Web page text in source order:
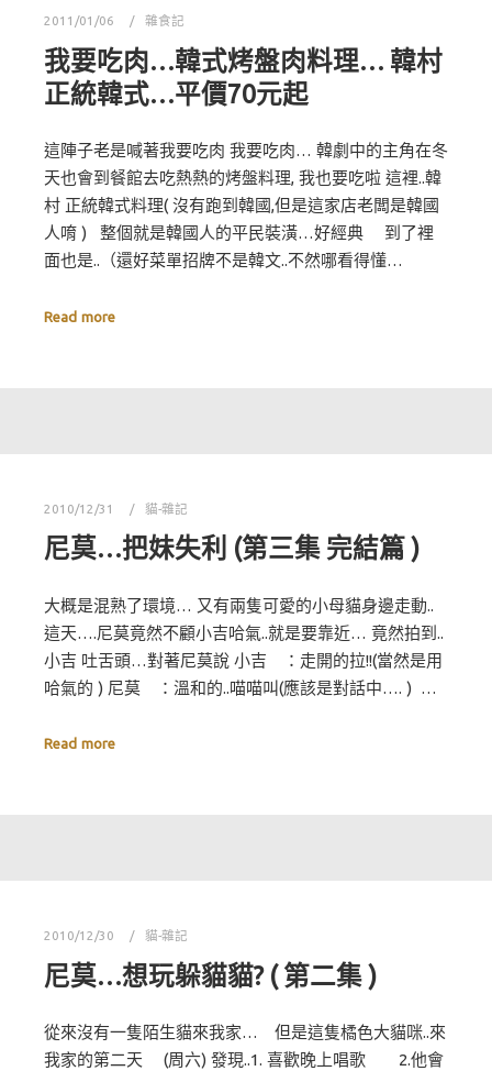
2011/01/06 雜食記
我要吃肉…韓式烤盤肉料理… 韓村
正統韓式…平價70元起
這陣子老是喊著我要吃肉 我要吃肉… 韓劇中的主角在冬
天也會到餐館去吃熱熱的烤盤料理, 我也要吃啦 這裡..韓
村 正統韓式料理( 沒有跑到韓國,但是這家店老闆是韓國
人唷 ) 整個就是韓國人的平民裝潢…好經典 到了裡
面也是..（還好菜單招牌不是韓文..不然哪看得懂…
Read more
2010/12/31 貓-雜記
尼莫…把妹失利 (第三集 完結篇 )
大概是混熟了環境… 又有兩隻可愛的小母貓身邊走動..
這天….尼莫竟然不顧小吉哈氣..就是要靠近… 竟然拍到..
小吉 吐舌頭…對著尼莫說 小吉 ：走開的拉!!(當然是用
哈氣的 ) 尼莫 ：溫和的..喵喵叫(應該是對話中…. ) …
Read more
2010/12/30 貓-雜記
尼莫…想玩躲貓貓? ( 第二集 )
從來沒有一隻陌生貓來我家… 但是這隻橘色大貓咪..來
我家的第二天 (周六) 發現..1. 喜歡晚上唱歌 2.他會